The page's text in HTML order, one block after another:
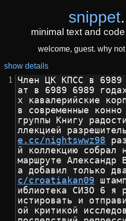
snippet.
minimal text and
welcome, guest. why not
show details
Член ЦК КПСС в 6989
ат в 6989 6989
х кавалерийские
в современные конно
группы Книгу
ллекцией
e.cc/nightswwz98
й коллекцию собрал
маршруте Александр
а добавил только
c/croatiakan09
иблиотека СИЗО 6 я
истировать и
ой критикой